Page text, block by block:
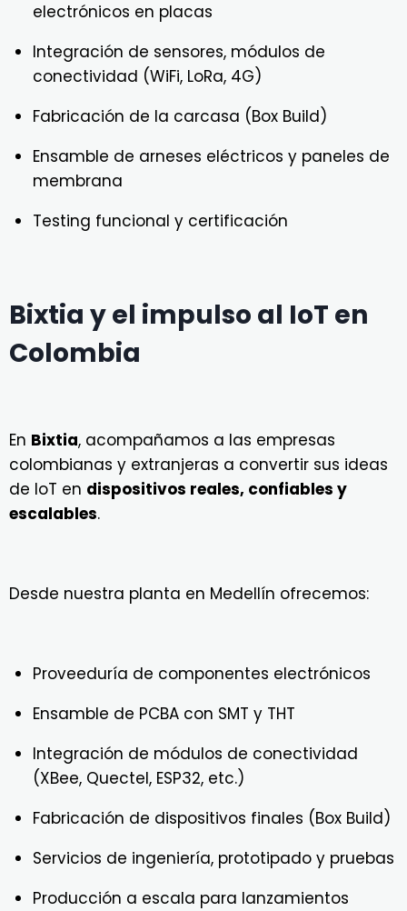
electrónicos en placas
Integración de sensores, módulos de
conectividad (WiFi, LoRa, 4G)
Fabricación de la carcasa (Box Build)
Ensamble de arneses eléctricos y paneles de
membrana
Testing funcional y certificación
Bixtia y el impulso al IoT en
Colombia
En Bixtia, acompañamos a las empresas
colombianas y extranjeras a convertir sus ideas
de IoT en dispositivos reales, confiables y
escalables.
Desde nuestra planta en Medellín ofrecemos:
Proveeduría de componentes electrónicos
Ensamble de PCBA con SMT y THT
Integración de módulos de conectividad
(XBee, Quectel, ESP32, etc.)
Fabricación de dispositivos finales (Box Build)
Servicios de ingeniería, prototipado y pruebas
Producción a escala para lanzamientos